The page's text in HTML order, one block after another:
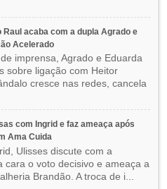
Raul acaba com a dupla Agrado e
Acelerado
imprensa, Agrado e Eduarda
sobre ligação com Heitor
cresce nas redes, cancela
com Ingrid e faz ameaça após
Ama Cuida
Ulisses discute com a
cara o voto decisivo e ameaça a
Brandão. A troca de i...